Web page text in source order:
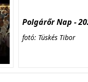
Polgárőr Nap -
fotó: Tüskés Tibor